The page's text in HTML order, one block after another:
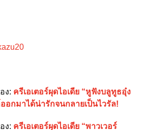
ง: ครีเอเตอร์ผุดไอเดีย “หูฟังบลูทูธอุ๋ง
อกมาได้น่ารักจนกลายเป็นไวรัล!
ง: ครีเอเตอร์ผุดไอเดีย “พาวเวอร์